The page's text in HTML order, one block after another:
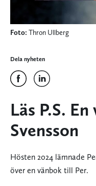
Foto: Thron Ullberg
Dela nyheten
Läs P.S.
Svensson
Hösten 2024 lämnade
över en vänbok till Per.